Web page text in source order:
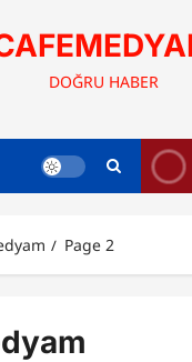
DOĞRU HABER
Page 2